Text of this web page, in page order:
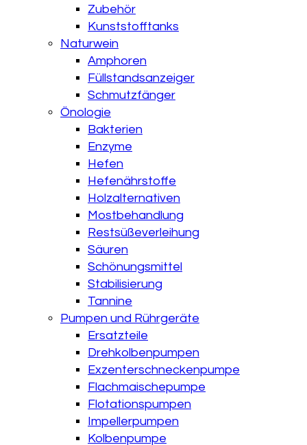
Zubehör
Kunststofftanks
Naturwein
Amphoren
Füllstandsanzeiger
Schmutzfänger
Önologie
Bakterien
Enzyme
Hefen
Hefenährstoffe
Holzalternativen
Mostbehandlung
Restsüßeverleihung
Säuren
Schönungsmittel
Stabilisierung
Tannine
Pumpen und Rührgeräte
Ersatzteile
Drehkolbenpumpen
Exzenterschneckenpumpe
Flachmaischepumpe
Flotationspumpen
Impellerpumpen
Kolbenpumpe